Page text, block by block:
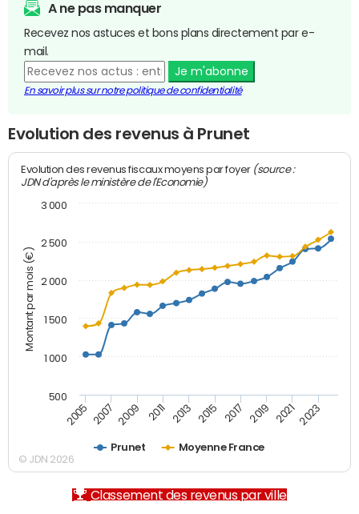
A ne pas manquer
Recevez nos astuces et bons plans directement par e-
mail.
Je m'abonne
En savoir plus sur notre politique de confidentialité
Evolution des revenus à Prunet
Montant par mois (€)
Evolution des revenus fiscaux moyens par foyer (source :
JDN d'après le ministère de l'Economie)
Prunet Moyenne France
2005 2007 2009 2011 2013 2015 2017 2019 2021 2023
500
1 000
1 500
2 000
2 500
3 000
© JDN 2026
Classement des revenus par ville